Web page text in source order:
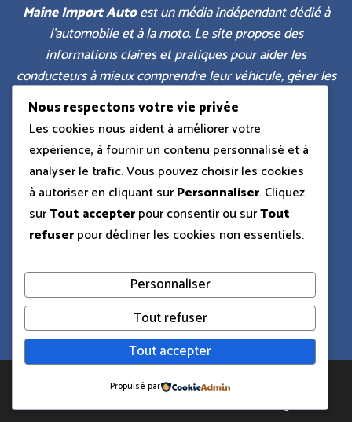
Maine Import Autoest un média indépendant dédié à
l’automobile et à la moto. Le site propose des
informations claires et pratiques pour aider les
conducteurs à mieux comprendre leur véhicule, gérer les
démarches administratives et prendre des décisions
éclairées au quotidien.
Articles populaires:
J'ai pris un sens interdit sans faire exprès
Volume coffre 3008
Plan du site
Contact Mentions légales
Nous respectons votre vie privée
Les cookies nous aident à améliorer votre
expérience, à fournir un contenu personnalisé et à
analyser le trafic. Vous pouvez choisir les cookies
à autoriser en cliquant surPersonnaliser. Cliquez
surTout accepterpour consentir ou surTout
refuserpour décliner les cookies non essentiels.
Personnaliser
Tout refuser
Tout accepter
Propulsé par